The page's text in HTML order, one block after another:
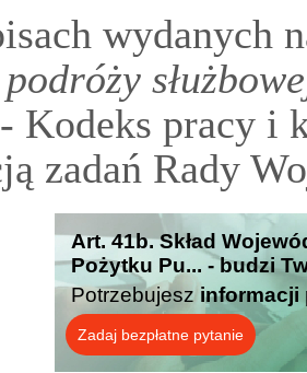
wydanych
Kodeks pracy i
zadań Rady
Art. 41b. Skład
Pożytku Pu... - budzi
Potrzebujesz informacji
Zadaj bezpłatne pytanie